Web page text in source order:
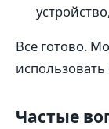
Все готово.
использовать
Частые